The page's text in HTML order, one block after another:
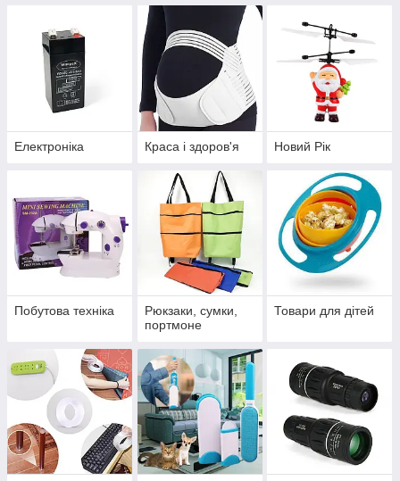
Електроніка Краса і здоров'я Новий Рік
Побутова техніка
Рюкзаки, сумки,
портмоне
Товари для дітей